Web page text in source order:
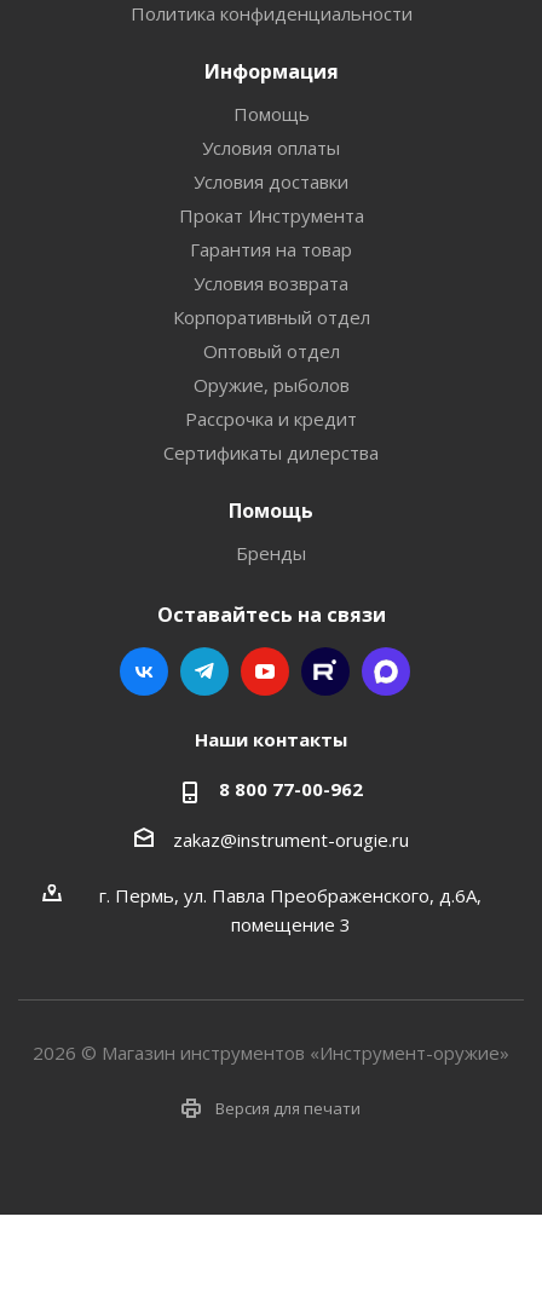
Политика конфиденциальности
Информация
Помощь
Условия оплаты
Условия доставки
Прокат Инструмента
Гарантия на товар
Условия возврата
Корпоративный отдел
Оптовый отдел
Оружие, рыболов
Рассрочка и кредит
Сертификаты дилерства
Помощь
Бренды
Оставайтесь на связи
Наши контакты
8 800 77-00-962
zakaz@instrument-orugie.ru
г. Пермь, ул. Павла Преображенского, д.6А,
помещение 3
2026 © Магазин инструментов «Инструмент-оружие»
Версия для печати